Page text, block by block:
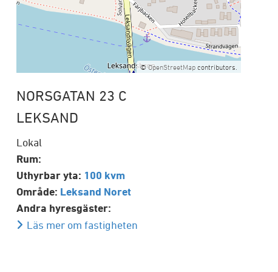
Bostadsrätter till salu
Tomter till salu
Våra områden och fastigheter
Rättvik
Byggservice privatpersoner
Försäkringsskador
Reklamationer
Malung
Offertförfrågan
Tidigare måleriprojekt
©OpenStreetMap contributors.
NORSGATAN 23 C
LEKSAND
Lokal
Rum:
Uthyrbar yta: 100 kvm
Område: Leksand Noret
Andra hyresgäster:
Läs mer om fastigheten